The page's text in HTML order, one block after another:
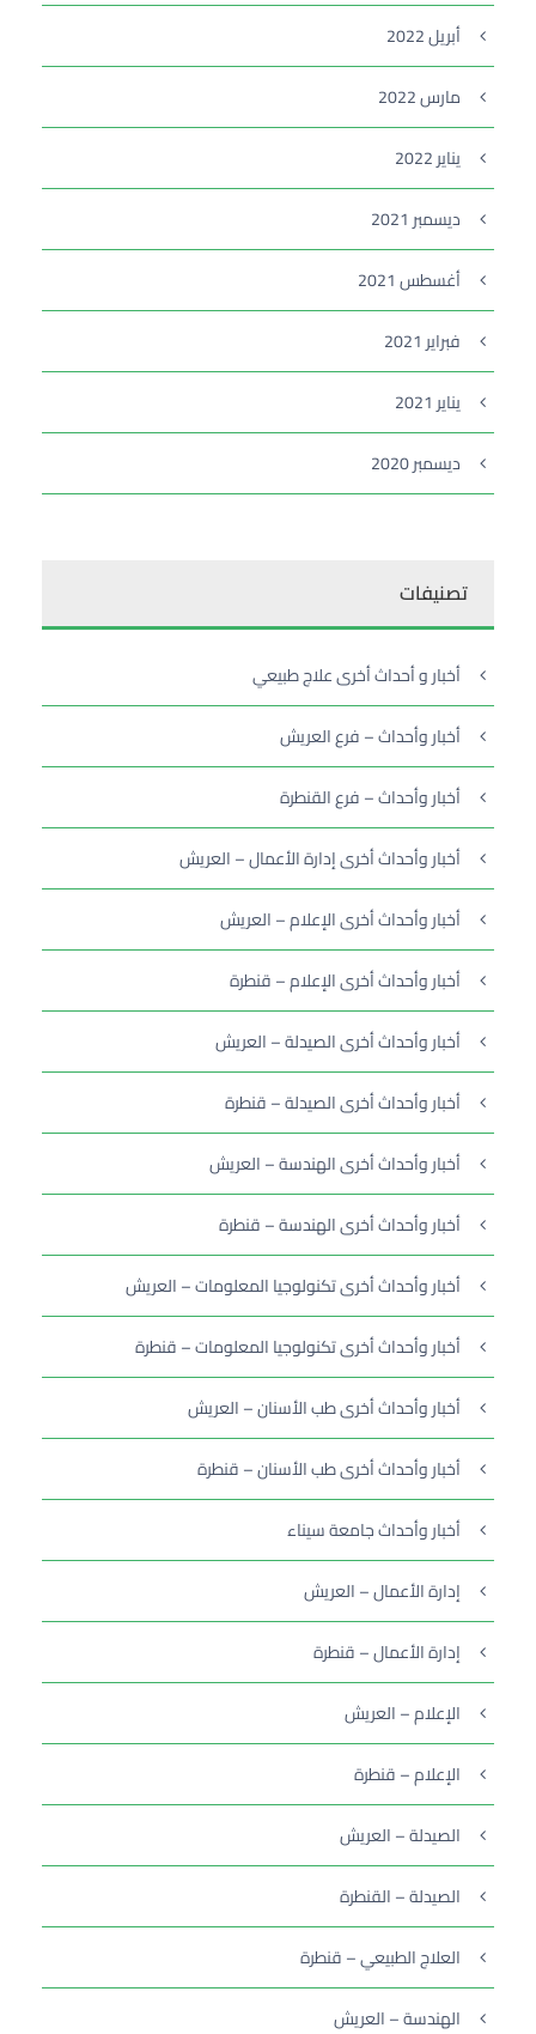
أبريل 2022
مارس 2022
يناير 2022
ديسمبر 2021
أغسطس 2021
فبراير 2021
يناير 2021
ديسمبر 2020
تصنيفات
أخبار و أحداث أخرى علاج طبيعي
أخبار وأحداث – فرع العريش
أخبار وأحداث – فرع القنطرة
أخبار وأحداث أخرى إدارة الأعمال – العريش
أخبار وأحداث أخرى الإعلام – العريش
أخبار وأحداث أخرى الإعلام – قنطرة
أخبار وأحداث أخرى الصيدلة – العريش
أخبار وأحداث أخرى الصيدلة – قنطرة
أخبار وأحداث أخرى الهندسة – العريش
أخبار وأحداث أخرى الهندسة – قنطرة
أخبار وأحداث أخرى تكنولوجيا المعلومات – العريش
أخبار وأحداث أخرى تكنولوجيا المعلومات – قنطرة
أخبار وأحداث أخرى طب الأسنان – العريش
أخبار وأحداث أخرى طب الأسنان – قنطرة
أخبار وأحداث جامعة سيناء
إدارة الأعمال – العريش
إدارة الأعمال – قنطرة
الإعلام – العريش
الإعلام – قنطرة
الصيدلة – العريش
الصيدلة – القنطرة
العلاج الطبيعي – قنطرة
الهندسة – العريش